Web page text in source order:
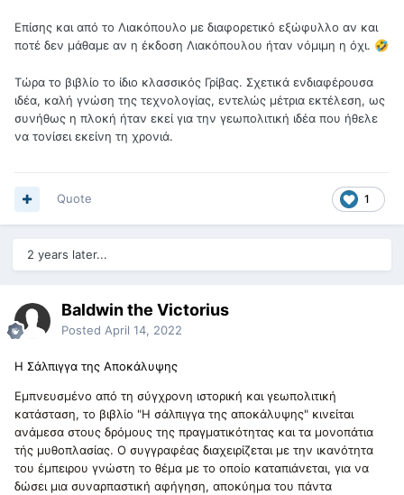
Επίσης και από το Λιακόπουλο με διαφορετικό εξώφυλλο αν και
ποτέ δεν μάθαμε αν η έκδοση Λιακόπουλου ήταν νόμιμη η όχι. 🤣
Τώρα το βιβλίο το ίδιο κλασσικός Γρίβας. Σχετικά ενδιαφέρουσα
ιδέα, καλή γνώση της τεχνολογίας, εντελώς μέτρια εκτέλεση, ως
συνήθως η πλοκή ήταν εκεί για την γεωπολιτική ιδέα που ήθελε
να τονίσει εκείνη τη χρονιά.
1
Quote
2 years later...
Baldwin the Victorius
Posted April 14, 2022
Η Σάλπιγγα της Αποκάλυψης
Εμπνευσμένο από τη σύγχρονη ιστορική και γεωπολιτική
κατάσταση, το βιβλίο "Η σάλπιγγα της αποκάλυψης" κινείται
ανάμεσα στους δρόμους της πραγματικότητας και τα μονοπάτια
τής μυθοπλασίας. Ο συγγραφέας διαχειρίζεται με την ικανότητα
του έμπειρου γνώστη το θέμα με το οποίο καταπιάνεται, για να
δώσει μια συναρπαστική αφήγηση, αποκύημα του πάντα